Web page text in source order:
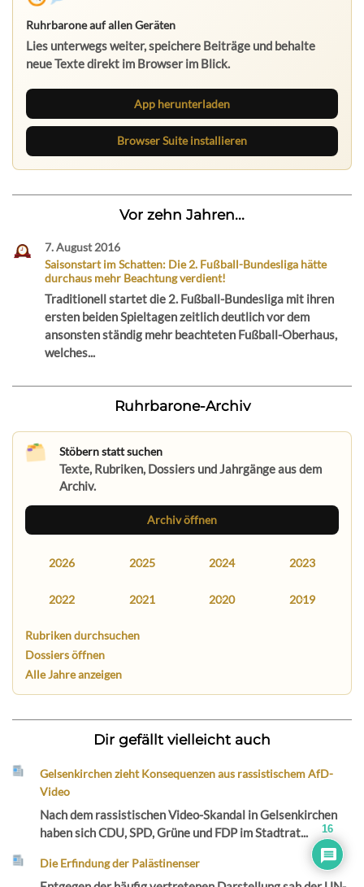
Ruhrbarone auf allen Geräten
Lies unterwegs weiter, speichere Beiträge und behalte
neue Texte direkt im Browser im Blick.
App herunterladen
Browser Suite installieren
Vor zehn Jahren...
7. August 2016
Saisonstart im Schatten: Die 2. Fußball-Bundesliga hätte
durchaus mehr Beachtung verdient!
Traditionell startet die 2. Fußball-Bundesliga mit ihren
ersten beiden Spieltagen zeitlich deutlich vor dem
ansonsten ständig mehr beachteten Fußball-Oberhaus,
welches...
Ruhrbarone-Archiv
Stöbern statt suchen
Texte, Rubriken, Dossiers und Jahrgänge aus dem
Archiv.
Archiv öffnen
2026 2025 2024 2023
2022 2021 2020 2019
Rubriken durchsuchen
Dossiers öffnen
Alle Jahre anzeigen
Dir gefällt vielleicht auch
Gelsenkirchen zieht Konsequenzen aus rassistischem AfD-
Video
Nach dem rassistischen Video-Skandal in Gelsenkirchen
haben sich CDU, SPD, Grüne und FDP im Stadtrat...
Die Erfindung der Palästinenser
16